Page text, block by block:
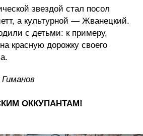
звездой стал посол
а культурной — Жванецкий.
с детьми: к примеру,
красную дорожку своего
ОККУПАНТАМ!